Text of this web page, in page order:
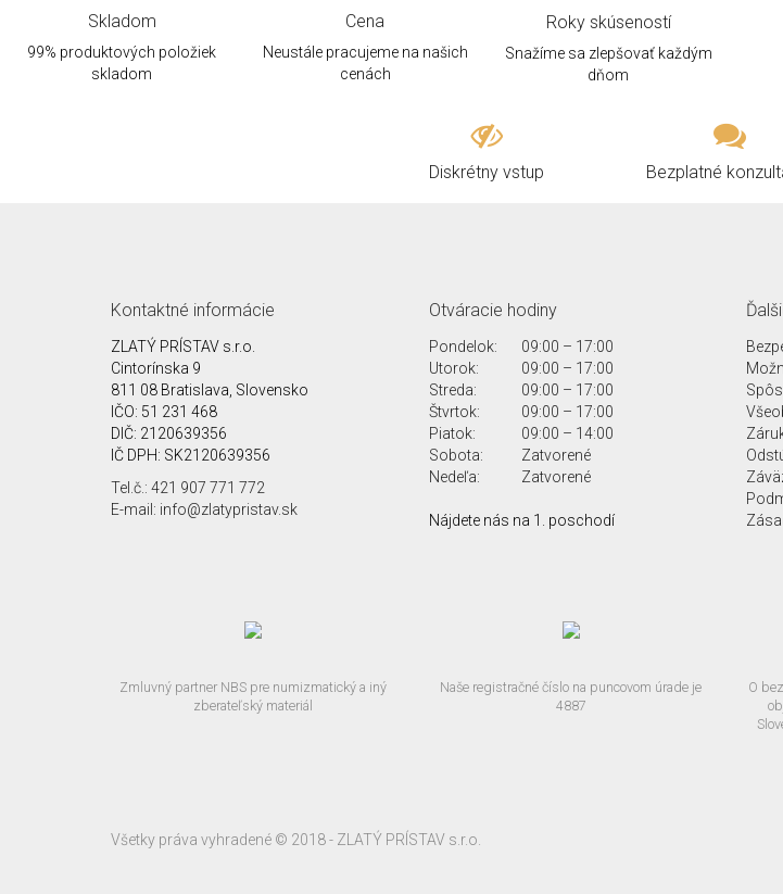
Skladom
99% produktových položiek
skladom
Cena
Neustále pracujeme na našich
cenách
Roky skúseností
Snažíme sa zlepšovať každým
dňom
Diskrétny vstup Bezplatné
Kontaktné informácie
ZLATÝ PRÍSTAV s.r.o.
Cintorínska 9
811 08 Bratislava, Slovensko
IČO: 51 231 468
DIČ: 2120639356
IČ DPH: SK2120639356
Tel.č.: 421 907 771 772
E-mail: info@zlatypristav.sk
Otváracie hodiny
Pondelok:
09:00 – 17:00
Utorok:
09:00 – 17:00
Streda:
09:00 – 17:00
Štvrtok:
09:00 – 17:00
Piatok:
09:00 – 14:00
Sobota:
Zatvorené
Nedeľa:
Zatvorené
Nájdete nás na 1. poschodí
Zmluvný partner NBS pre numizmatický a iný
zberateľský materiál
Naše registračné číslo na puncovom úrade je
4887
O
Všetky práva vyhradené © 2018 - ZLATÝ PRÍSTAV s.r.o.